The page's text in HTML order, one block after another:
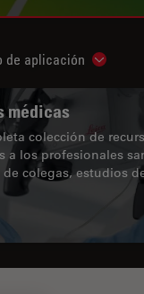
de aplicación Show
médicas
colección de
a los profesionales
colegas, estudios